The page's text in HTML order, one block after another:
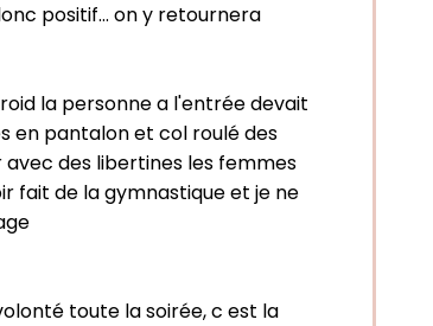
positif... on y retournera
la personne a l'entrée devait
en pantalon et col roulé des
des libertines les femmes
fait de la gymnastique et je ne
toute la soirée, c est la